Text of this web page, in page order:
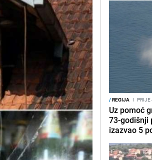
/REGIJA I
Uz pomoć
73-godišnji
izazvao 5